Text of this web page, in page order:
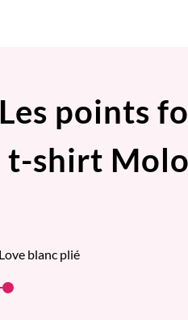
Les points
t-shirt